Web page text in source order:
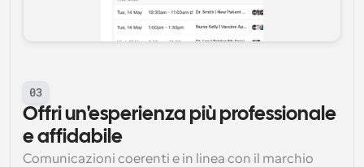
03
Offri un'esperienza più professionale
e affidabile
Comunicazioni coerenti e in linea con il marchio